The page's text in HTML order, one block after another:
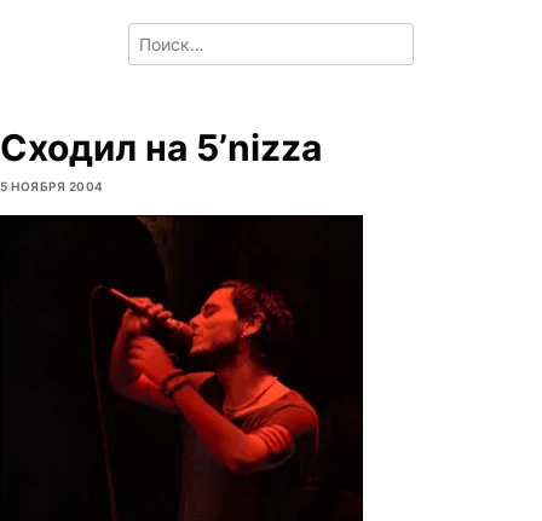
Search
for:
Сходил на 5’nizza
5 НОЯБРЯ 2004